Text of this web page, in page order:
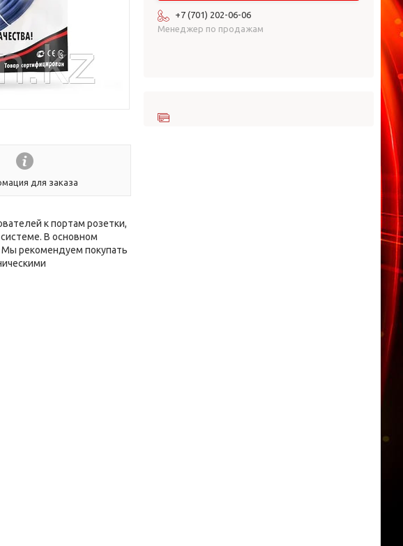
для заказа
к портам розетки,
В основном
Мы рекомендуем покупать
+7 (701) 202-06-06
Менеджер по продажам